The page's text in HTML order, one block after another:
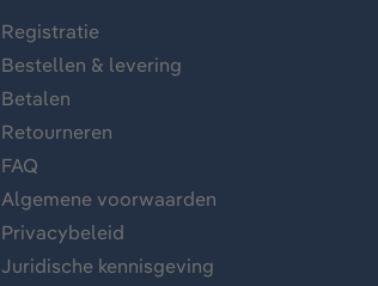
Registratie
Bestellen & levering
Betalen
Retourneren
FAQ
Algemene voorwaarden
Privacybeleid
Juridische kennisgeving